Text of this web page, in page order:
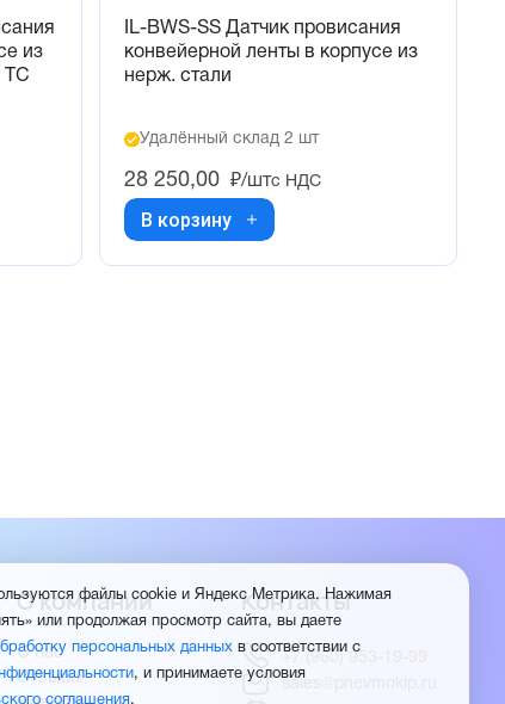
из
ТС
IL-BWS-SS Датчик провисания
конвейерной ленты в корпусе из
нерж. стали
Удалённый склад 2 шт
28 250,00 ₽/штс НДС
В корзину
О компании
О нас
Отзывы
Контакты
+7 (960) 953-19-99
sales@pnevmokip.ru
файлы cookie и Яндекс Метрика. Нажимая
или продолжая просмотр сайта, вы даете
персональных данных в соответствии с
, и принимаете условия
соглашения.